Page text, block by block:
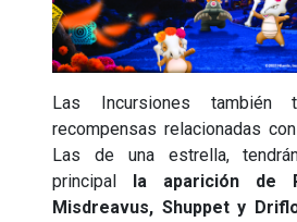
Las Incursiones también
recompensas relacionadas
Las de una estrella,
principal
la aparición de
Misdreavus, Shuppet y